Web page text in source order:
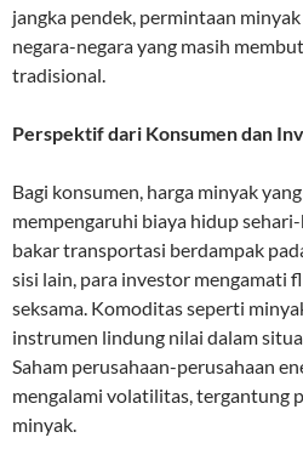
jangka pendek, permintaan
negara-negara yang masih
tradisional.
Perspektif dari Konsumen dan
Bagi konsumen, harga minyak
mempengaruhi biaya hidup
bakar transportasi berdampak
sisi lain, para investor mengamati
seksama. Komoditas seperti
instrumen lindung nilai dalam
Saham perusahaan-perusahaan
mengalami volatilitas, tergantung
minyak.